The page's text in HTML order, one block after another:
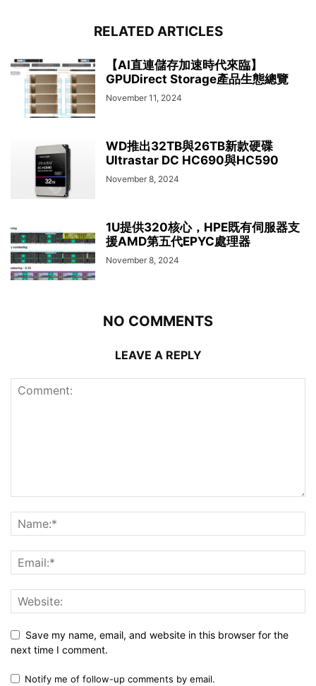
RELATED ARTICLES
【AI直連儲存加速時代來臨】
GPUDirect Storage產品生態總覽
November 11, 2024
WD推出32TB與26TB新款硬碟
Ultrastar DC HC690與HC590
November 8, 2024
1U提供320核心，HPE既有伺服器支
援AMD第五代EPYC處理器
November 8, 2024
NO COMMENTS
LEAVE A REPLY
Save my name, email, and website in this browser for the
next time I comment.
Notify me of follow-up comments by email.